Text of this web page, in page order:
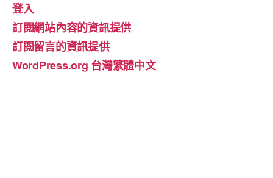
登入
訂閱網站內容的資訊提供
訂閱留言的資訊提供
WordPress.org 台灣繁體中文